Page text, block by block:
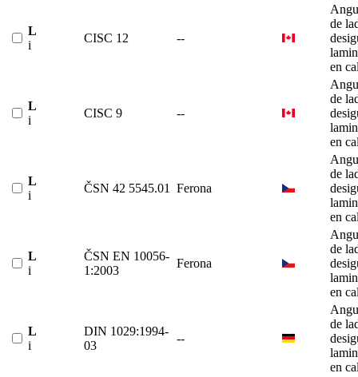
L
i
CISC 12 --
de
en
L
i
CISC 9 --
de
en
L
i
ČSN 42 5545.01 Ferona
de
en
L
i
ČSN EN 10056-
1:2003
Ferona
de
en
L
i
DIN 1029:1994-
03
--
de
en